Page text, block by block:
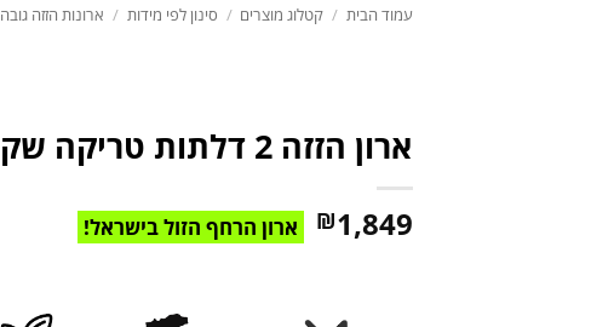
עמוד הבית / קטלוג מוצרים / סינון לפי מידות / ארונות הזזה גובה 240 ס"מ
ארון הזזה 2 דלתות טריקה שקטה “פריז 160”
₪1,849 ארון הרחף הזול בישראל!